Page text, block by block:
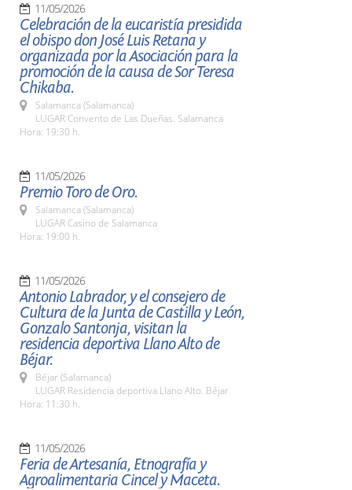
11/05/2026
Celebración de la eucaristía presidida
el obispo don José Luis Retana y
organizada por la Asociación para la
promoción de la causa de Sor Teresa
Chikaba.
Salamanca (Salamanca)
LUGAR Convento de Las Dueñas. Salamanca
Hora: 19:30 h.
11/05/2026
Premio Toro de Oro.
Salamanca (Salamanca)
LUGAR Casino de Salamanca
Hora: 19:00 h.
11/05/2026
Antonio Labrador, y el consejero de
Cultura de la Junta de Castilla y León,
Gonzalo Santonja, visitan la
residencia deportiva Llano Alto de
Béjar.
Béjar (Salamanca)
LUGAR Residencia deportiva Llano Alto. Béjar
Hora: 11:30 h.
11/05/2026
Feria de Artesanía, Etnografía y
Agroalimentaria Cincel y Maceta.